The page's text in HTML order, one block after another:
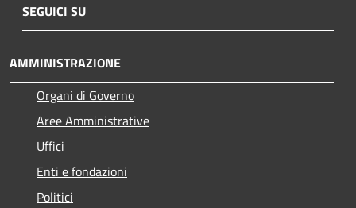
SEGUICI SU
AMMINISTRAZIONE
Organi di Governo
Aree Amministrative
Uffici
Enti e fondazioni
Politici